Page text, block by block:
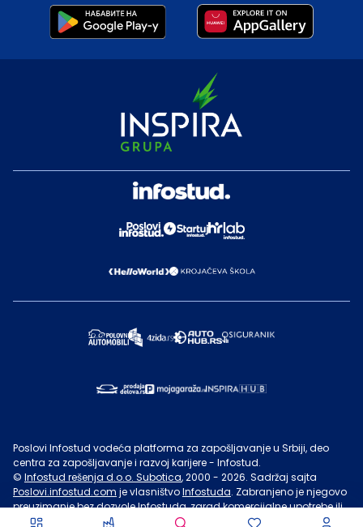
Poslovi Infostud vodeća platforma za zapošljavanje u Srbiji, deo
centra za zapošljavanje i razvoj karijere - Infostud.
© Infostud rešenja d.o.o. Subotica, 2000 - 2026. Sadržaj sajta
Poslovi.infostud.com je vlasništvoInfostuda. Zabranjeno je njegovo
preuzimanje bez dozvoleInfostuda, zarad komercijalne upotrebe ili
u druge svrhe, osim za lične potrebe posetilaca sajta.